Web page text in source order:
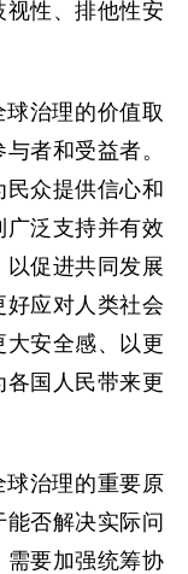
性、排他性安
球治理的价值取
者和受益者。
众提供信心和
泛支持并有效
促进共同发展
应对人类社会
安全感、以更
国人民带来更
球治理的重要原
否解决实际问
需要加强统筹协